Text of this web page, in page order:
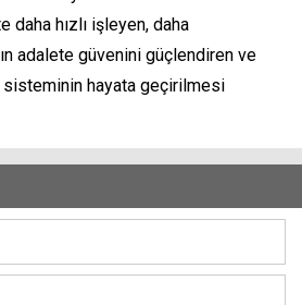
daha hızlı işleyen, daha
adalete güvenini güçlendiren ve
hayata geçirilmesi